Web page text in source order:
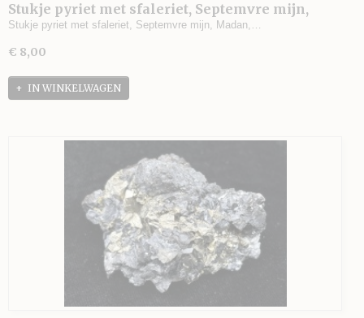
Stukje pyriet met sfaleriet, Septemvre mijn,
Madan, Bulgarije - 49 gram - 3,5 x 3 x 2 cm.
Stukje pyriet met sfaleriet, Septemvre mijn, Madan,…
€ 8,00
IN WINKELWAGEN